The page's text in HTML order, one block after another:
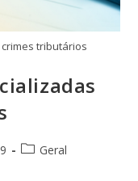
tributários
Geral